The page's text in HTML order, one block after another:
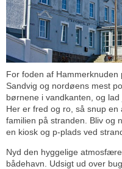
For foden af
Sandvig og nordøens mest
børnene i vandkanten, og
Her er fred og ro, så snup
familien på stranden. Bliv og
en kiosk og p-plads ved
Nyd den hyggelige
bådehavn. Udsigt ud over